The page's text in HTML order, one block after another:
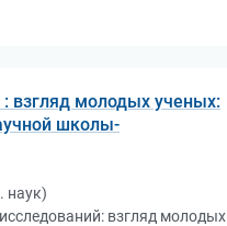
взгляд молодых ученых:
школы-
наук)
взгляд молодых